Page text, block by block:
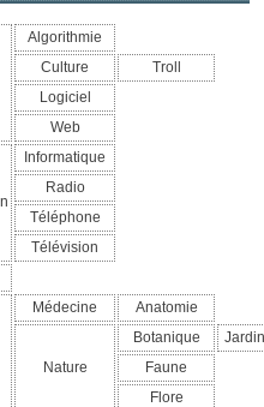
Algorithmie
Culture
Troll
Logiciel
Web
Informatique
Radio
Téléphone
Télévision
Médecine Anatomie
Nature
Botanique
Faune
Flore